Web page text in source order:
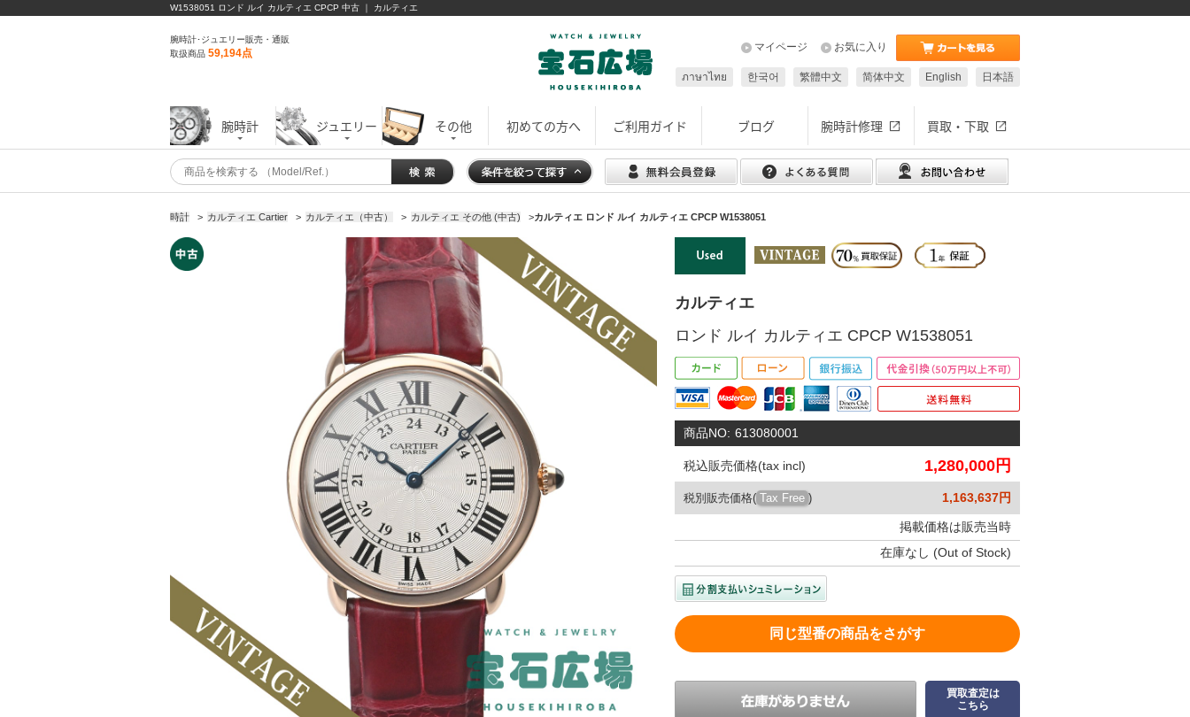
W1538051 ロンド ルイ カルティエ CPCP 中古 ｜ カルティエ
腕時計･ジュエリー販売・通販
取扱商品 59,194点 お気に入り
マイページ
日本語
English
简体中文
繁體中文
한국어
ภาษาไทย
腕時計 ジュエリー その他 初めての方へ ご利用ガイド ブログ 腕時計修理 買取・下取
時計 > カルティエ Cartier > カルティエ（中古） > カルティエ その他 (中古) >カルティエ ロンド ルイ カルティエ CPCP W1538051
カルティエ
ロンド ルイ カルティエ CPCP W1538051
商品NO: 613080001
税込販売価格(tax incl) 1,280,000円
税別販売価格( Tax Free ) 1,163,637円
掲載価格は販売当時
在庫なし (Out of Stock)
同じ型番の商品をさがす
買取査定は
こちら